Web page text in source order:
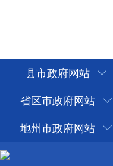
县市政府网站
省区市政府网站
地州市政府网站